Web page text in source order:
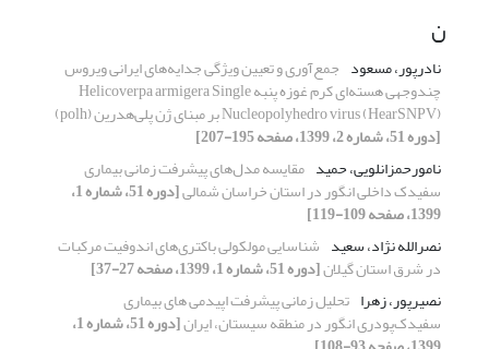
ن
نادرپور، مسعود جمع‌آوری و تعیین ویژگی جدایه‌های ایرانی ویروس
چندوجهی هسته‌ای کرم غوزه پنبه Helicoverpa armigera Single
Nucleopolyhedro virus (HearSNPV) بر مبنای ژن پلی‌هدرین (polh)
[دوره 51، شماره 2، 1399، صفحه 195-207]
نامورحمزانلویی، حمید مقایسه مدل‌های پیشرفت زمانی بیماری
سفیدک داخلی انگور در استان خراسان شمالی [دوره 51، شماره 1،
1399، صفحه 109-119]
نصرالله نژاد، سعید شناسایی مولکولی باکتری‌های اندوفیت‌ مرکبات
در شرق استان گیلان[دوره 51، شماره 1، 1399، صفحه 27-37]
نصیرپور، زهرا تحلیل زمانی پیشرفت اپیدمی های بیماری
سفیدک‌پودری انگور در منطقه سیستان، ایران [دوره 51، شماره 1،